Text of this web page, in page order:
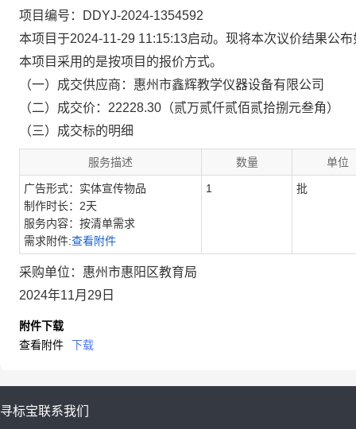
项目编号：DDYJ-2024-1354592
本项目于2024-11-29 11:15:13启动。现将本次议价结果公布
本项目采用的是按项目的报价方式。
（一）成交供应商：惠州市鑫辉教学仪器设备有限公司
（二）成交价：22228.30（贰万贰仟贰佰贰拾捌元叁角）
（三）成交标的明细
服务描述 数量 单位
广告形式：实体宣传物品
制作时长：2天
服务内容：按清单需求
需求附件:查看附件
1 批
采购单位：惠州市惠阳区教育局
2024年11月29日
附件下载
查看附件
下载
寻标宝联系我们